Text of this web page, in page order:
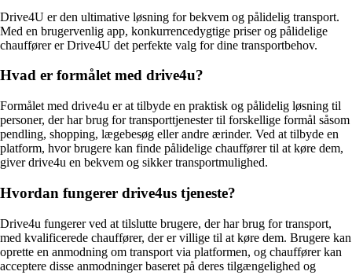
Drive4U er den ultimative løsning for bekvem og pålidelig transport.
Med en brugervenlig app, konkurrencedygtige priser og pålidelige
chauffører er Drive4U det perfekte valg for dine transportbehov.
Hvad er formålet med drive4u?
Formålet med drive4u er at tilbyde en praktisk og pålidelig løsning til
personer, der har brug for transporttjenester til forskellige formål såsom
pendling, shopping, lægebesøg eller andre ærinder. Ved at tilbyde en
platform, hvor brugere kan finde pålidelige chauffører til at køre dem,
giver drive4u en bekvem og sikker transportmulighed.
Hvordan fungerer drive4us tjeneste?
Drive4u fungerer ved at tilslutte brugere, der har brug for transport,
med kvalificerede chauffører, der er villige til at køre dem. Brugere kan
oprette en anmodning om transport via platformen, og chauffører kan
acceptere disse anmodninger baseret på deres tilgængelighed og